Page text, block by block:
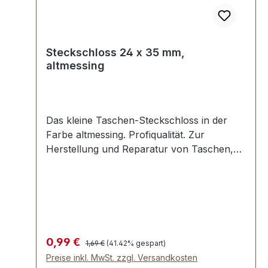
Steckschloss 24 x 35 mm,
altmessing
Das kleine Taschen-Steckschloss in der
Farbe altmessing. Profiqualität. Zur
Herstellung und Reparatur von Taschen,
Klammer, die umgebogen wird. Das
Unterteil wird mit 2 Umlage-Klammern und
der beiliegenden Unterlegscheibe einfach
Verkaufspreis:
0,99 € Regulärer Preis:
1,69 € (41.42% gespart)
Preise inkl. MwSt. zzgl. Versandkosten